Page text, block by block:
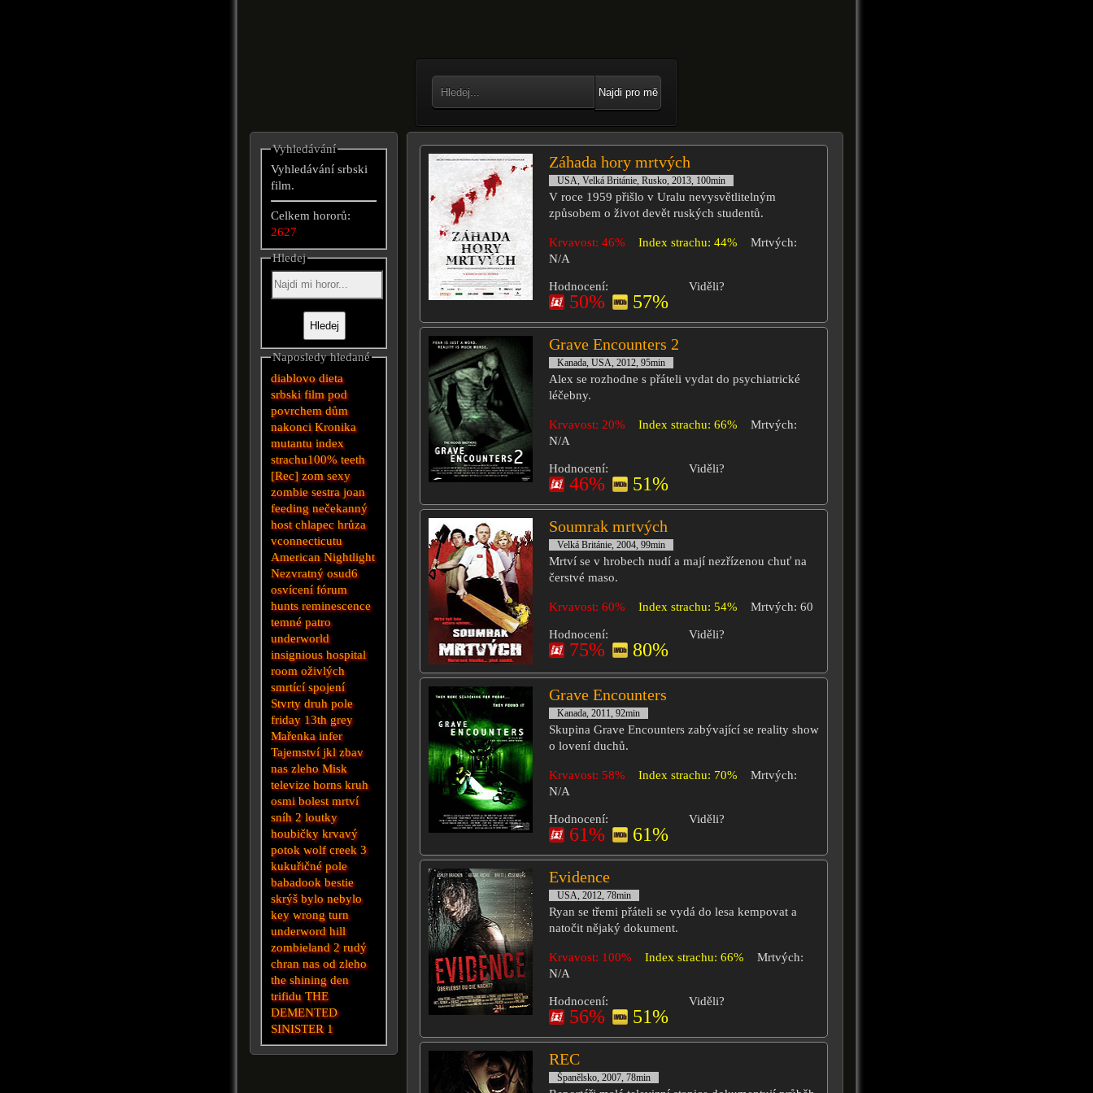
Najdi pro mě
Záhada hory mrtvých
USA, Velká Británie, Rusko, 2013, 100min
V roce 1959 přišlo v Uralu nevysvětlitelným
způsobem o život devět ruských studentů.
Krvavost: 46% Index strachu: 44%
Mrtvých:
N/A
Hodnocení:
50% 57%
Viděli?
Grave Encounters 2
Kanada, USA, 2012, 95min
Alex se rozhodne s přáteli vydat do psychiatrické
léčebny.
Krvavost: 20% Index strachu: 66%
Mrtvých:
N/A
Hodnocení:
46% 51%
Viděli?
Soumrak mrtvých
Velká Británie, 2004, 99min
Mrtví se v hrobech nudí a mají nezřízenou chuť na
čerstvé maso.
Krvavost: 60% Index strachu: 54% Mrtvých: 60
Hodnocení:
75% 80%
Viděli?
Grave Encounters
Kanada, 2011, 92min
Skupina Grave Encounters zabývající se reality show
o lovení duchů.
Krvavost: 58% Index strachu: 70%
Mrtvých:
N/A
Hodnocení:
61% 61%
Viděli?
Evidence
USA, 2012, 78min
Ryan se třemi přáteli se vydá do lesa kempovat a
natočit nějaký dokument.
Krvavost: 100% Index strachu: 66%
Mrtvých:
N/A
Hodnocení:
56% 51%
Viděli?
REC
Španělsko, 2007, 78min
Vyhledávání
Vyhledávání srbski
film.
Celkem hororů:
2627
Hledej
Naposledy hledané
diablovo dieta
srbski film pod
povrchemdům
nakonci Kronika
mutantu index
strachu100% teeth
[Rec] zom sexy
zombie sestra joan
feeding nečekanný
host chlapec hrůza
vconnecticutu
American Nightlight
Nezvratný osud6
osvícení fórum
hunts reminescence
temné patro
underworld
insignious hospital
room oživlých
smrtící spojení
Stvrty druh pole
friday 13th grey
Mařenka infer
Tajemství jkl zbav
nas zleho Misk
televize horns kruh
osmi bolest mrtví
sníh 2 loutky
houbičky krvavý
potok wolf creek 3
kukuřičné pole
babadook bestie
skrýš bylo nebylo
key wrong turn
underword hill
zombieland 2 rudý
chran nas od zleho
the shining den
trifidu THE
DEMENTED
SINISTER 1